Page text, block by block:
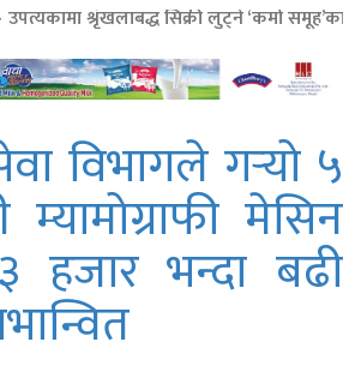
लुट्ने ‘कर्मा समूह’का नाइकेसहित पाँच पक्राउ
विभागले गर्‍यो ५
म्यामोग्राफी मेसिन
हजार भन्दा बढी